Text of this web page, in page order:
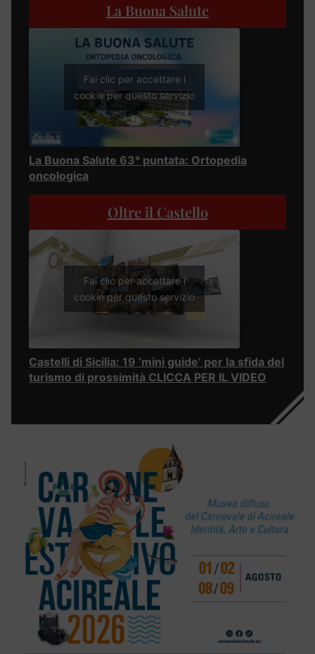
La Buona Salute
Fai clic per accettare i
cookie per questo servizio
La Buona Salute 63° puntata: Ortopedia
oncologica
Oltre il Castello
Fai clic per accettare i
cookie per questo servizio
Castelli di Sicilia: 19 ‘mini guide’ per la sfida del
turismo di prossimità CLICCA PER IL VIDEO